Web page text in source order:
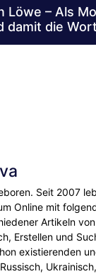
Löwe – Als
damit die
Seit 2007
Online mit
Artikeln
Erstellen und
existierenden